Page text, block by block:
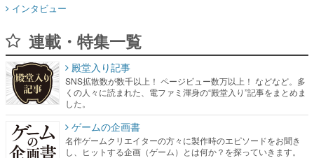
インタビュー
連載・特集一覧
殿堂入り記事
SNS拡散数が数千以上！ ページビュー数万以上！ などなど。多
くの人々に読まれた、電ファミ渾身の“殿堂入り”記事をまとめま
した。
ゲームの企画書
名作ゲームクリエイターの方々に製作時のエピソードをお聞き
し、ヒットする企画（ゲーム）とは何か？を探っていきます。